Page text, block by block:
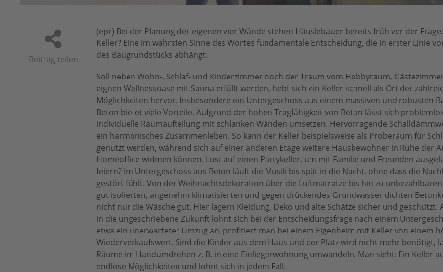
Beitrag teilen
(epr) Bei der Planung der eigenen vier Wände stehen Häuslebauer bereits früh vor der
Keller? Eine im wahrsten Sinne des Wortes fundamentale Entscheidung, die in erster Linie
des Baugrundstücks abhängt.
Soll neben Wohn-, Schlaf- und Kinderzimmer noch der Traum vom Hobbyraum,
eignen Wellnessoase mit Sauna erfüllt werden, hebt sich ein Keller schnell als Ort der
Möglichkeiten hervor. Insbesondere ein Untergeschoss aus einem massiven und robusten
Beton bietet viele Vorteile. Aufgrund der hohen Tragfähigkeit von Beton lässt sich
individuelle Raumaufteilung mit schlanken Wänden umsetzen. Hervorragende
ein harmonisches Zusammenleben. So kann der Keller beispielsweise als Proberaum für
genutzt werden, während sich auf einer anderen Etage weitere Hausbewohner in Ruhe der
Homeoffice widmen können. Lust auf einen Partykeller, um mit Familie und Freunden
feiern? Im Untergeschoss aus Beton läuft die Musik bis spät in die Nacht, ohne dass die
gestört fühlt. Von der Weihnachtsdekoration über die Luftmatratze bis hin zu
gut isolierten, angenehm klimatisierten und gegen drückendes Grundwasser dichten
nicht nur die Wäsche gut. Hier lagern Kleidung, Deko und alte Schätze sicher und geschützt.
in die ungeschriebene Zukunft lohnt sich bei der Entscheidungsfrage nach einem
etwa ein unerwarteter Umzug an, profitiert man bei einem Eigenheim mit Keller von einem
Wiederverkaufswert. Sind die Kinder aus dem Haus und der Platz wird nicht mehr benötigt,
Räume im Handumdrehen z. B. in eine Einliegerwohnung umwandeln. Man sieht: Ein Keller
endlose Möglichkeiten und lohnt sich in jedem Fall.